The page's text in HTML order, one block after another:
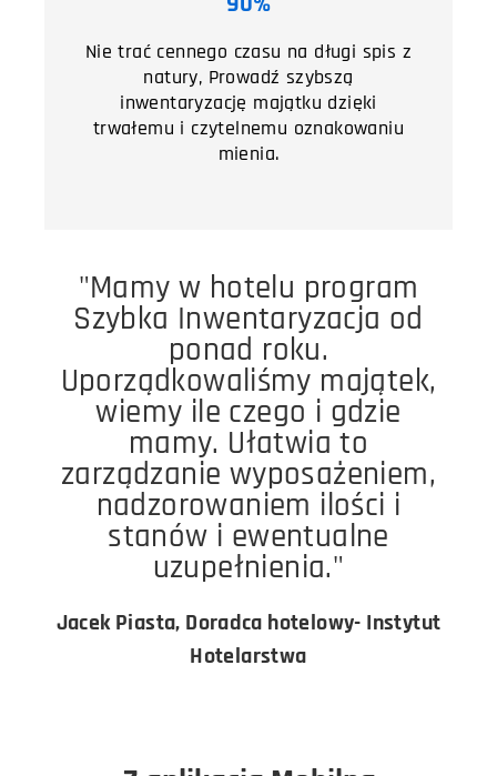
Nie trać cennego czasu na długi spis z
natury, Prowadź szybszą
inwentaryzację majątku dzięki
trwałemu i czytelnemu oznakowaniu
mienia.
"Mamy w hotelu program
Szybka Inwentaryzacja od
ponad roku.
Uporządkowaliśmy majątek,
wiemy ile czego i gdzie
mamy. Ułatwia to
zarządzanie wyposażeniem,
nadzorowaniem ilości i
stanów i ewentualne
uzupełnienia."
Jacek Piasta, Doradca hotelowy- Instytut
Hotelarstwa